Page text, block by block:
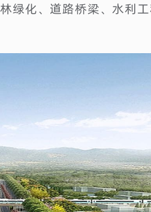
市政工程施工、园林绿